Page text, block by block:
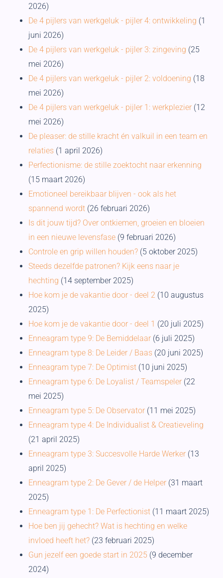
2026)
De 4 pijlers van werkgeluk - pijler 4: ontwikkeling (1
juni 2026)
De 4 pijlers van werkgeluk - pijler 3: zingeving (25
mei 2026)
De 4 pijlers van werkgeluk - pijler 2: voldoening (18
mei 2026)
De 4 pijlers van werkgeluk - pijler 1: werkplezier (12
mei 2026)
De pleaser: de stille kracht én valkuil in een team en
relaties (1 april 2026)
Perfectionisme: de stille zoektocht naar erkenning
(15 maart 2026)
Emotioneel bereikbaar blijven - ook als het
spannend wordt (26 februari 2026)
Is dit jouw tijd? Over ontkiemen, groeien en bloeien
in een nieuwe levensfase (9 februari 2026)
Controle en grip willen houden? (5 oktober 2025)
Steeds dezelfde patronen? Kijk eens naar je
hechting (14 september 2025)
Hoe kom je de vakantie door - deel 2 (10 augustus
2025)
Hoe kom je de vakantie door - deel 1 (20 juli 2025)
Enneagram type 9: De Bemiddelaar (6 juli 2025)
Enneagram type 8: De Leider / Baas (20 juni 2025)
Enneagram type 7: De Optimist (10 juni 2025)
Enneagram type 6: De Loyalist / Teamspeler (22
mei 2025)
Enneagram type 5: De Observator (11 mei 2025)
Enneagram type 4: De Individualist & Creatieveling
(21 april 2025)
Enneagram type 3: Succesvolle Harde Werker (13
april 2025)
Enneagram type 2: De Gever / de Helper (31 maart
2025)
Enneagram type 1: De Perfectionist (11 maart 2025)
Hoe ben jij gehecht? Wat is hechting en welke
invloed heeft het? (23 februari 2025)
Gun jezelf een goede start in 2025 (9 december
2024)